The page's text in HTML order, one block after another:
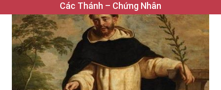
Các Thánh – Chứng Nhân